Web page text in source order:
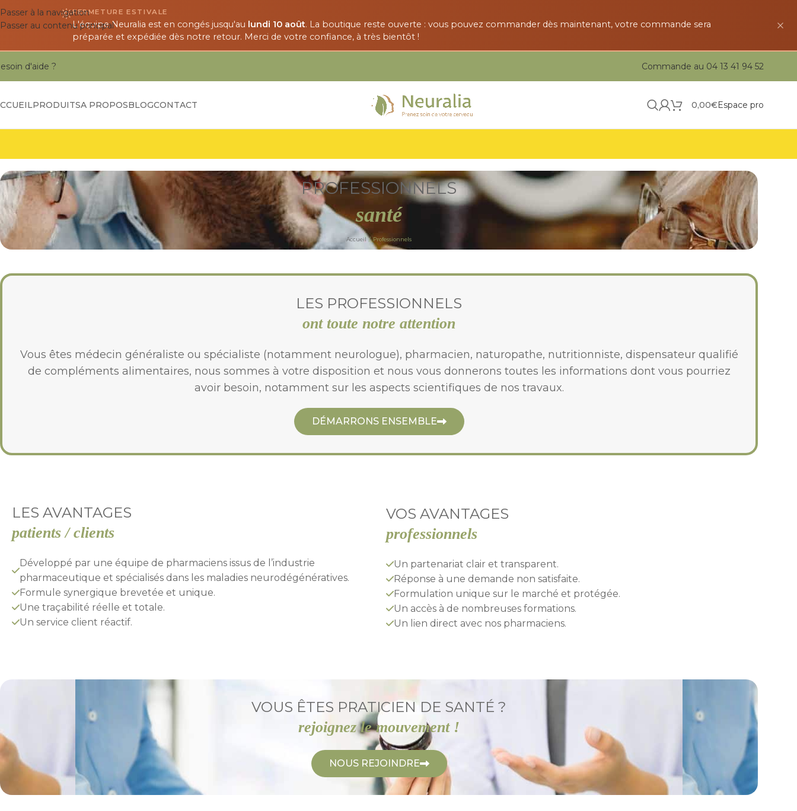
FERMETURE ESTIVALE
L'équipe Neuralia est en congés jusqu'au lundi 10 août. La boutique reste ouverte : vous pouvez commander dès maintenant, votre commande sera
préparée et expédiée dès notre retour. Merci de votre confiance, à très bientôt !
Passer à la navigation
Passer au contenu principal
d'aide ? Commande au 04 13 41 94 52
PRODUITSA PROPOSBLOGCONTACT 0,00€Espace pro
PROFESSIONNELS
santé
Accueil/ Professionnels
LES PROFESSIONNELS
ont toute notre attention
Vous êtes médecin généraliste ou spécialiste (notamment neurologue), pharmacien, naturopathe, nutritionniste, dispensateur qualifié
de compléments alimentaires, nous sommes à votre disposition et nous vous donnerons toutes les informations dont vous pourriez
avoir besoin, notamment sur les aspects scientifiques de nos travaux.
DÉMARRONS ENSEMBLE
LES AVANTAGES
patients / clients
Développé par une équipe de pharmaciens issus de l’industrie
pharmaceutique et spécialisés dans les maladies neurodégénératives.
Formule synergique brevetée et unique.
Une traçabilité réelle et totale.
Un service client réactif.
VOS AVANTAGES
professionnels
Un partenariat clair et transparent.
Réponse à une demande non satisfaite.
Formulation unique sur le marché et protégée.
Un accès à de nombreuses formations.
Un lien direct avec nos pharmaciens.
VOUS ÊTES PRATICIEN DE SANTÉ ?
rejoignez le mouvement !
NOUS REJOINDRE